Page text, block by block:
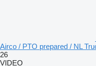
Airco / PTO prepared / NL
26
VIDEO